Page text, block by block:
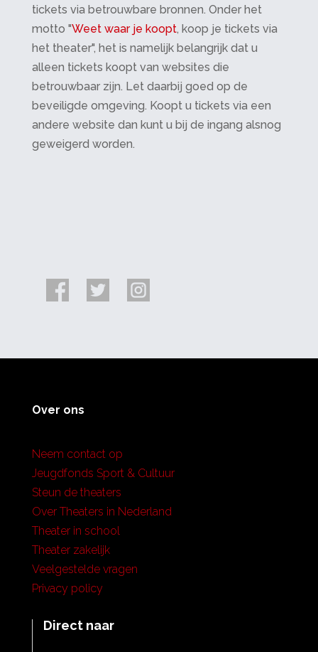
tickets via betrouwbare bronnen. Onder het
motto "Weet waar je koopt, koop je tickets via
het theater", het is namelijk belangrijk dat u
alleen tickets koopt van websites die
betrouwbaar zijn. Let daarbij goed op de
beveiligde omgeving. Koopt u tickets via een
andere website dan kunt u bij de ingang alsnog
geweigerd worden.
Over ons
Neem contact op
Jeugdfonds Sport & Cultuur
Steun de theaters
Over Theaters in Nederland
Theater in school
Theater zakelijk
Veelgestelde vragen
Privacy policy
Direct naar